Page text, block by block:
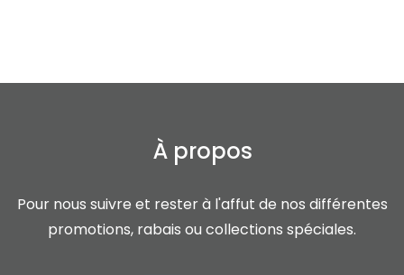
À propos
Pour nous suivre et rester à l'affut de nos différentes
promotions, rabais ou collections spéciales.